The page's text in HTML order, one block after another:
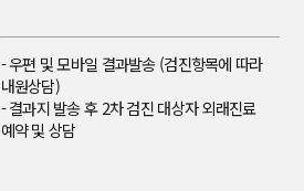
- 우편 및 모바일 결과발송 (검진항목에 따라
내원상담)
- 결과지 발송 후 2차 검진 대상자 외래진료
예약 및 상담